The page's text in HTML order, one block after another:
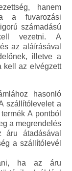
hanem
a fuvarozási
számadású
vezetni. A
az aláírásával
illetve a
kell az elvégzett
hasonló
szállítólevelet a
A pontból
a megrendelés
átadásával
a szállítólevél
ha az áru